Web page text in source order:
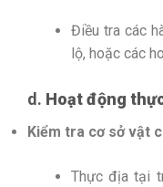
Điều tra các
lộ, hoặc các
d. Hoạt động
Kiểm tra cơ sở vật
Thực địa tại